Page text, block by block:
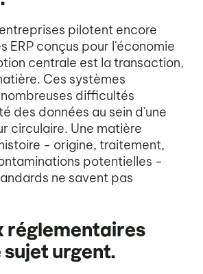
pilotent encore
ERP conçus pour l'économie
centrale est la transaction,
Ces systèmes
difficultés
des données au sein d'une
circulaire. Une matière
- origine, traitement,
potentielles -
ne savent pas
réglementaires
urgent.